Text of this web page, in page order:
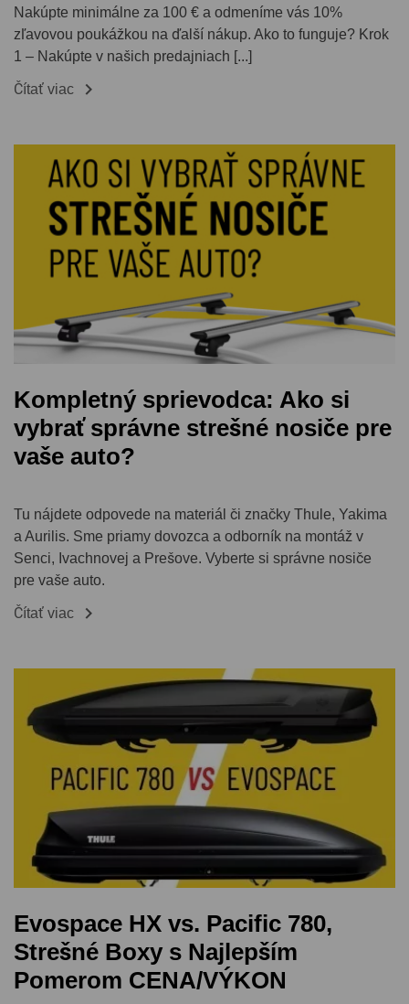
Nakúpte minimálne za 100 € a odmeníme vás 10%
zľavovou poukážkou na ďalší nákup. Ako to funguje? Krok
1 – Nakúpte v našich predajniach [...]
Čítať viac 
Kompletný sprievodca: Ako si
vybrať správne strešné nosiče pre
vaše auto?
Tu nájdete odpovede na materiál či značky Thule, Yakima
a Aurilis. Sme priamy dovozca a odborník na montáž v
Senci, Ivachnovej a Prešove. Vyberte si správne nosiče
pre vaše auto.
Čítať viac 
Evospace HX vs. Pacific 780,
Strešné Boxy s Najlepším
Pomerom CENA/VÝKON